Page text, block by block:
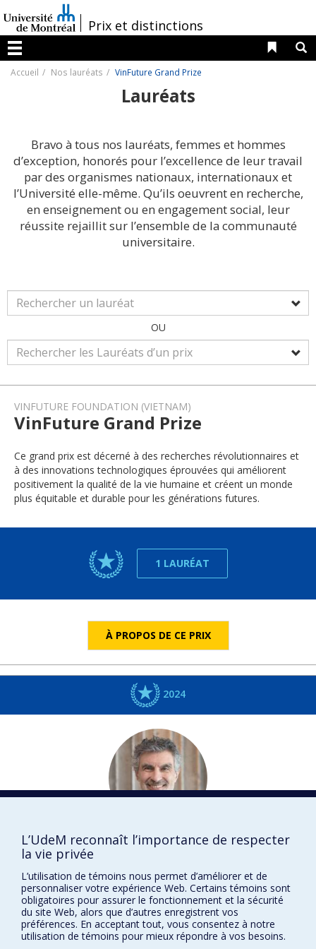
au
contenu
/Prix et distinctions
Menu
Liens
Accueil Nos lauréats VinFuture Grand Prize
Lauréats
Bravo à tous nos lauréats, femmes et hommes
d’exception, honorés pour l’excellence de leur travail
par des organismes nationaux, internationaux et
l’Université elle-même. Qu’ils oeuvrent en recherche,
en enseignement ou en engagement social, leur
réussite rejaillit sur l’ensemble de la communauté
universitaire.
OU
VINFUTURE FOUNDATION (VIETNAM)
VinFuture Grand Prize
Ce grand prix est décerné à des recherches révolutionnaires et
à des innovations technologiques éprouvées qui améliorent
positivement la qualité de la vie humaine et créent un monde
plus équitable et durable pour les générations futures.
1 LAURÉAT
À PROPOS DE CE PRIX
2024
Yoshua BENGIO
DISTINCTIONS
L’UdeM reconnaît l’importance de respecter
la vie privée
L’utilisation de témoins nous permet d’améliorer et de
personnaliser votre expérience Web. Certains témoins sont
obligatoires pour assurer le fonctionnement et la sécurité
du site Web, alors que d’autres enregistrent vos
préférences. En acceptant tout, vous consentez à notre
utilisation de témoins pour mieux répondre à vos besoins.